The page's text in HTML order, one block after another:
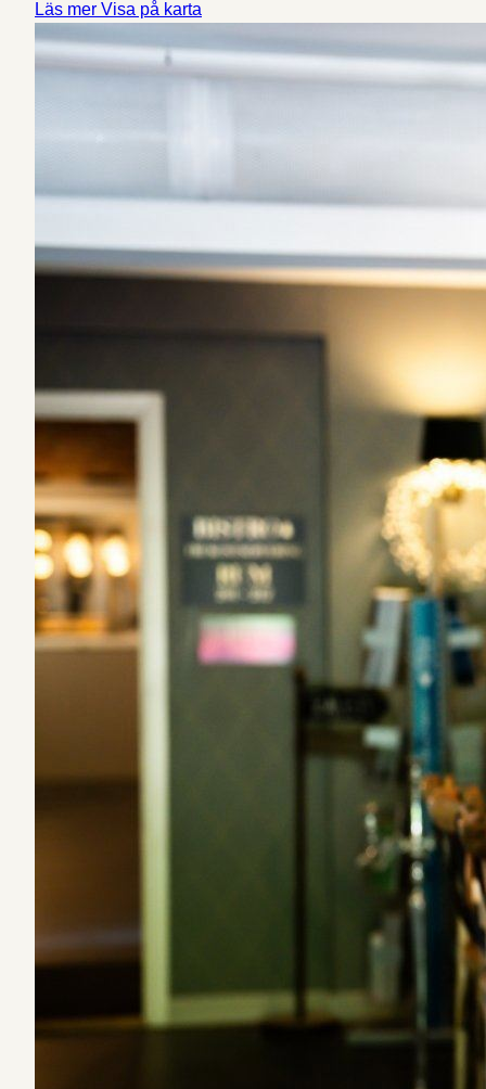
Läs mer Visa på karta